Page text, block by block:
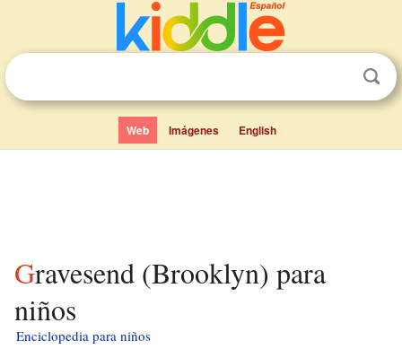
Web Imágenes English
Gravesend (Brooklyn) para
niños
Enciclopedia para niños